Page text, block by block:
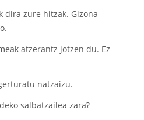
dira zure hitzak. Gizona
atzerantz jotzen du. Ez
natzaizu.
salbatzailea zara?